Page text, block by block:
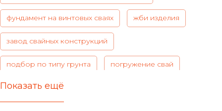
фундамент на винтовых сваях жби изделия
завод свайных конструкций
подбор по типу грунта погружение свай
актуальные цены
Показать ещё